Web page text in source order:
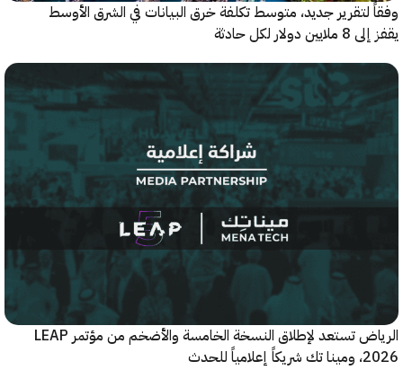
جديد، متوسط تكلفة خرق البيانات في الشرق الأوسط
لكل حادثة
الرياض تستعد لإطلاق النسخة الخامسة والأضخم من مؤتمر LEAP
للحدث